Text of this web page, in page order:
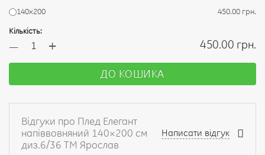
140х200 450.00 грн.
Кількість:
— + 450.00 грн.
ДО КОШИКА
Відгуки про Плед Елегант
напіввовняний 140×200 см
диз.6/36 ТМ Ярослав
Написати відгук